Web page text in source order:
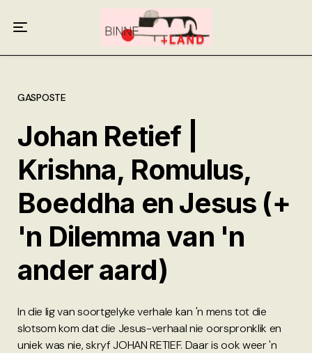
GASPOSTE
Johan Retief |
Krishna, Romulus,
Boeddha en Jesus (+
'n Dilemma van 'n
ander aard)
In die lig van soortgelyke verhale kan 'n mens tot die
slotsom kom dat die Jesus-verhaal nie oorspronklik en
uniek was nie, skryf JOHAN RETIEF. Daar is ook weer 'n
Meer oor ons
Anneliese Burgess
Piet Croucamp
Willem Kempen
Gas + Poste
Kop + Knoper